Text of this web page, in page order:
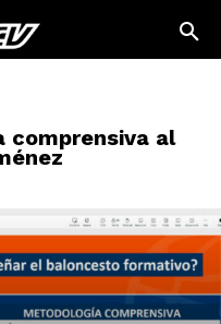
comprensiva al